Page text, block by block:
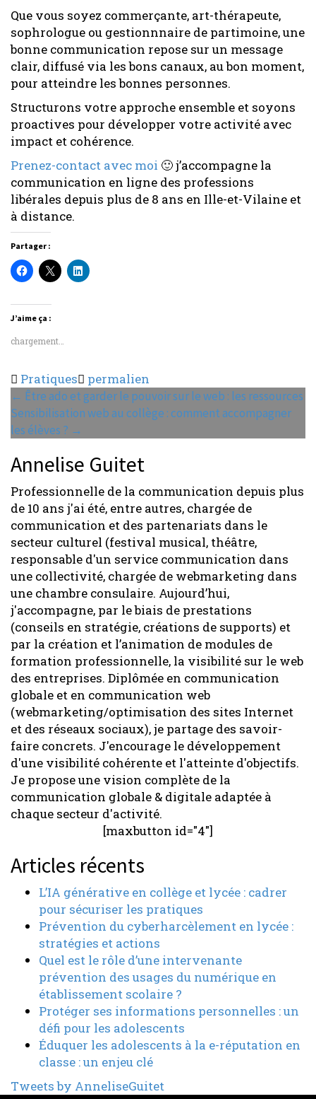
Que vous soyez commerçante, art-thérapeute,
sophrologue ou gestionnnaire de partimoine, une
bonne communication repose sur un message
clair, diffusé via les bons canaux, au bon moment,
pour atteindre les bonnes personnes.
Structurons votre approche ensemble et soyons
proactives pour développer votre activité avec
impact et cohérence.
Prenez-contact avec moi 🙂 j’accompagne la
communication en ligne des professions
libérales depuis plus de 8 ans en Ille-et-Vilaine et
à distance.
Partager :
J’aime ça :
chargement…
Pratiques permalien
Navigation
de
l'article
← Être ado et garder le pouvoir sur le web : les ressources
Sensibilisation web au collège : comment accompagner
les élèves ? →
Annelise Guitet
Professionnelle de la communication depuis plus
de 10 ans j'ai été, entre autres, chargée de
communication et des partenariats dans le
secteur culturel (festival musical, théâtre,
responsable d'un service communication dans
une collectivité, chargée de webmarketing dans
une chambre consulaire. Aujourd’hui,
j'accompagne, par le biais de prestations
(conseils en stratégie, créations de supports) et
par la création et l’animation de modules de
formation professionnelle, la visibilité sur le web
des entreprises. Diplômée en communication
globale et en communication web
(webmarketing/optimisation des sites Internet
et des réseaux sociaux), je partage des savoir-
faire concrets. J'encourage le développement
d'une visibilité cohérente et l'atteinte d'objectifs.
Je propose une vision complète de la
communication globale & digitale adaptée à
chaque secteur d'activité.
[maxbutton id="4"]
Articles récents
L’IA générative en collège et lycée : cadrer
pour sécuriser les pratiques
Prévention du cyberharcèlement en lycée :
stratégies et actions
Quel est le rôle d’une intervenante
prévention des usages du numérique en
établissement scolaire ?
Protéger ses informations personnelles : un
défi pour les adolescents
Éduquer les adolescents à la e-réputation en
classe : un enjeu clé
Tweets by AnneliseGuitet